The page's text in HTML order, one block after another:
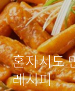
혼자서도
레시피